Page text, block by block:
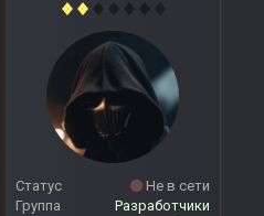
Статус
Не в сети
Группа
Разработчики